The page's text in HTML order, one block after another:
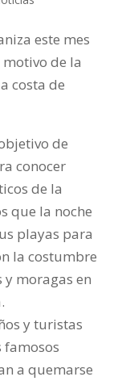
este mes
de la
costa de
de
conocer
de la
que la noche
playas para
la costumbre
y moragas en
y turistas
famosos
a quemarse